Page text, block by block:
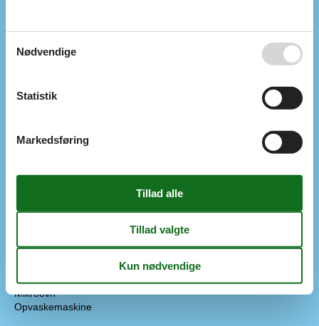
I nærheden
300 m
Koncepter
Tæt på havet
El-komfur
4 kogeplader
Kaffemaskine
Køleskab
Mikroovn
Opvaskemaskine
Nødvendige
Statistik
Markedsføring